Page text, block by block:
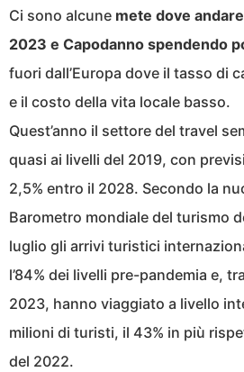
Ci sono alcune mete dove
2023 e Capodanno spendendo
fuori dall’Europa dove il tasso di
e il costo della vita locale basso.
Quest’anno il settore del travel
quasi ai livelli del 2019, con
2,5% entro il 2028. Secondo la
Barometro mondiale del turismo
luglio gli arrivi turistici
l’84% dei livelli pre-pandemia e,
2023, hanno viaggiato a livello
milioni di turisti, il 43% in più
del 2022.